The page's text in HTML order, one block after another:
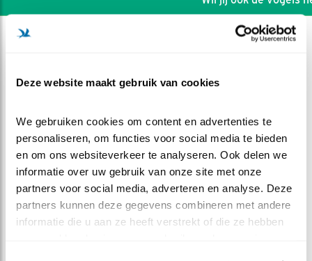
Deze website maakt gebruik van cookies
We gebruiken cookies om content en advertenties te
personaliseren, om functies voor social media te bieden
en om ons websiteverkeer te analyseren. Ook delen we
informatie over uw gebruik van onze site met onze
partners voor social media, adverteren en analyse. Deze
partners kunnen deze gegevens combineren met andere
informatie die u aan ze heeft verstrekt of die ze hebben